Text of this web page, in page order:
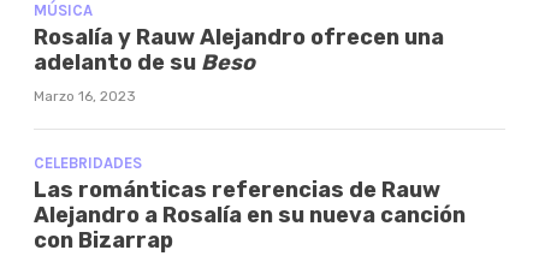
MÚSICA
Rosalía y Rauw Alejandro ofrecen una
adelanto de su Beso
Marzo 16, 2023
CELEBRIDADES
Las románticas referencias de Rauw
Alejandro a Rosalía en su nueva canción
con Bizarrap